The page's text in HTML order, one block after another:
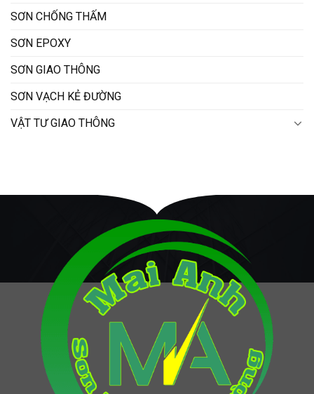
SƠN CHỐNG THẤM
SƠN EPOXY
SƠN GIAO THÔNG
SƠN VẠCH KẺ ĐƯỜNG
VẬT TƯ GIAO THÔNG